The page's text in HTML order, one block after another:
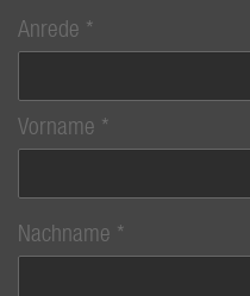
Anrede
Vorname
Nachname